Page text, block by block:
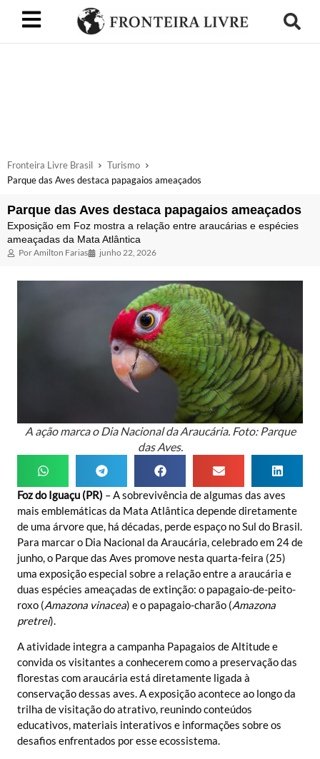
Fronteira Livre Brasil
Turismo
Parque das Aves destaca papagaios ameaçados
Parque das Aves destaca papagaios ameaçados
Exposição em Foz mostra a relação entre araucárias e espécies
ameaçadas da Mata Atlântica
PorAmilton Farias junho 22, 2026
A ação marca o Dia Nacional da Araucária. Foto: Parque
das Aves.
Foz do Iguaçu (PR) – A sobrevivência de algumas das aves
mais emblemáticas da Mata Atlântica depende diretamente
de uma árvore que, há décadas, perde espaço no Sul do Brasil.
Para marcar o Dia Nacional da Araucária, celebrado em 24 de
junho, o Parque das Aves promove nesta quarta-feira (25)
uma exposição especial sobre a relação entre a araucária e
duas espécies ameaçadas de extinção: o papagaio-de-peito-
roxo (Amazona vinacea) e o papagaio-charão (Amazona
pretrei).
A atividade integra a campanha Papagaios de Altitude e
convida os visitantes a conhecerem como a preservação das
florestas com araucária está diretamente ligada à
conservação dessas aves. A exposição acontece ao longo da
trilha de visitação do atrativo, reunindo conteúdos
educativos, materiais interativos e informações sobre os
desafios enfrentados por esse ecossistema.